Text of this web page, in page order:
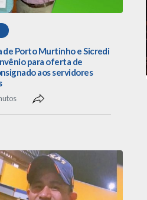
Porto Murtinho e Sicredi
para oferta de
aos servidores